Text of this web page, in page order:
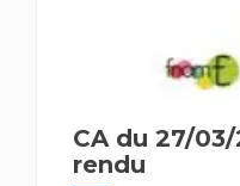
CA du 27/
rendu